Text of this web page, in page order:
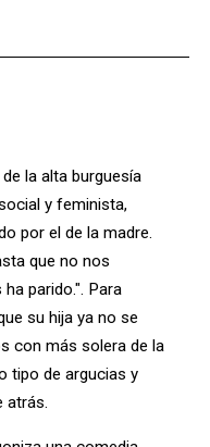
la alta burguesía
y feminista,
por el de la madre.
que no nos
parido.". Para
su hija ya no se
con más solera de la
tipo de argucias y
atrás.